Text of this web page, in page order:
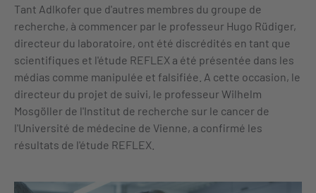
Tant Adlkofer que d'autres membres du groupe de
recherche, à commencer par le professeur Hugo Rüdiger,
directeur du laboratoire, ont été discrédités en tant que
scientifiques et l'étude REFLEX a été présentée dans les
médias comme manipulée et falsifiée. A cette occasion, le
directeur du projet de suivi, le professeur Wilhelm
Mosgöller de l'Institut de recherche sur le cancer de
l'Université de médecine de Vienne, a confirmé les
résultats de l'étude REFLEX.